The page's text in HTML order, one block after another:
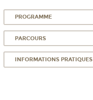
PROGRAMME
PARCOURS
INFORMATIONS PRATIQUES